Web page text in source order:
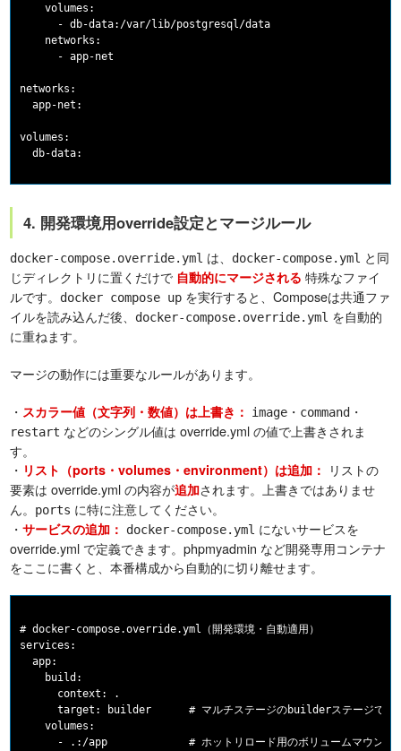
    volumes:
      - db-data:/var/lib/postgresql/data
    networks:
      - app-net
networks:
  app-net:
volumes:
4. 開発環境用override設定とマージルール
docker-compose.override.yml は、 docker-compose.yml と同
じディレクトリに置くだけで 自動的にマージされる 特殊なファイ
ルです。
docker compose up を実行すると、Composeは共通ファ
イルを読み込んだ後、
docker-compose.override.yml を自動的
に重ねます。
マージの動作には重要なルールがあります。
・ スカラー値（文字列・数値）は上書き： image ・ command ・
restart などのシングル値は override.yml の値で上書きされま
す。
・ リスト（ports・volumes・environment）は追加： リストの
要素は override.yml の内容が追加されます。上書きではありませ
ん。
ports に特に注意してください。
・サービスの追加： docker-compose.yml にないサービスを
override.yml で定義できます。phpmyadmin など開発専用コンテナ
をここに書くと、本番構成から自動的に切り離せます。
# docker-compose.override.yml（開発環境・自動適用）
services:
  app:
    build:
      context: .
target: builder      # マルチステージのbuilderステージで起
    volumes:
      - .:/app             # ホットリロード用のボリュームマウント